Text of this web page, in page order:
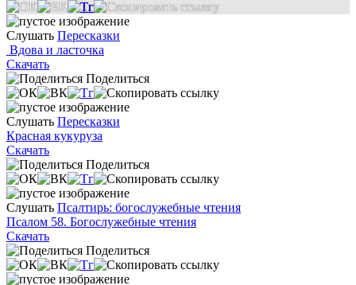
Слушать Пересказки
Вдова и ласточка
Скачать
Поделиться
Слушать Пересказки
Красная кукуруза
Скачать
Поделиться
Слушать Псалтирь: богослужебные чтения
Псалом 58. Богослужебные чтения
Скачать
Поделиться